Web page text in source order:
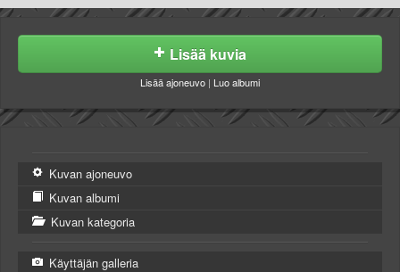
Lisää kuvia
Lisää ajoneuvo | Luo albumi
Kuvan ajoneuvo
Kuvan albumi
Kuvan kategoria
Käyttäjän galleria